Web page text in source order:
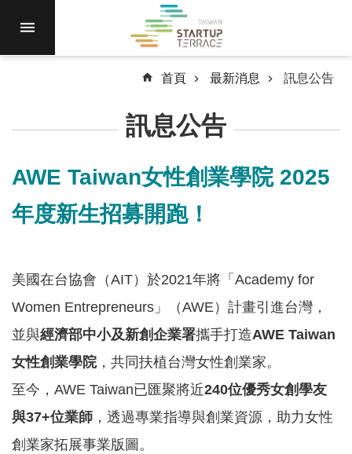
進
園
新
息
計
畫
國
際
資
源
區
服
務
首頁 最新消息 訊息公告
訊息公告
AWE Taiwan女性創業學院 2025
年度新生招募開跑！
美國在台協會（AIT）於2021年將「Academy for
Women Entrepreneurs」（AWE）計畫引進台灣，
並與經濟部中小及新創企業署攜手打造AWE Taiwan
女性創業學院，共同扶植台灣女性創業家。
至今，AWE Taiwan已匯聚將近240位優秀女創學友
與37+位業師 ，透過專業指導與創業資源，助力女性
創業家拓展事業版圖。